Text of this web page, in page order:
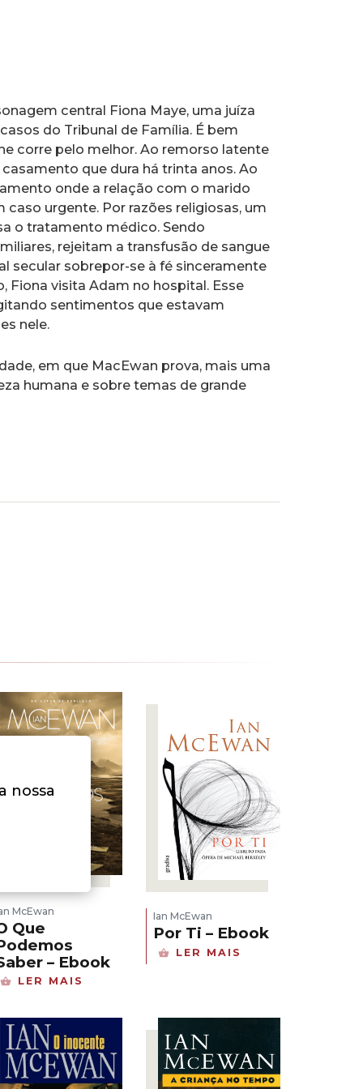
central Fiona Maye, uma juíza
do Tribunal de Família. É bem
corre pelo melhor. Ao remorso latente
que dura há trinta anos. Ao
onde a relação com o marido
urgente. Por razões religiosas, um
o tratamento médico. Sendo
rejeitam a transfusão de sangue
secular sobrepor-se à fé sinceramente
Fiona visita Adam no hospital. Esse
sentimentos que estavam
nele.
em que MacEwan prova, mais uma
humana e sobre temas de grande
McEwan
Que
– Ebook
LER MAIS
Ian McEwan
Por Ti – Ebook
LER MAIS
nossa